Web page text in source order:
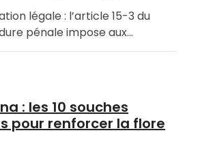
légale : l’article 15-3 du
pénale impose aux…
: les 10 souches
pour renforcer la flore